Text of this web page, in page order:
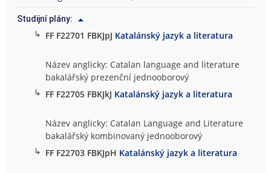
Studijní plány:
↳ FF F22701 FBKJpJ Katalánský jazyk a literatura
Název anglicky: Catalan language and literature
bakalářský prezenční jednooborový
↳ FF F22705 FBKJkJ Katalánský jazyk a literatura
Název anglicky: Catalan Language and Literature
bakalářský kombinovaný jednooborový
↳ FF F22703 FBKJpH Katalánský jazyk a literatura